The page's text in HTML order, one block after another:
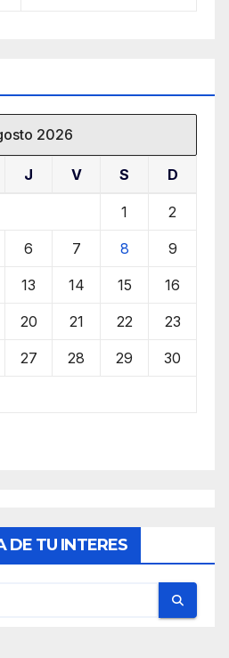
2026
J V S D
1 2
6 7 8 9
13 14 15 16
20 21 22 23
27 28 29 30
DE TU INTERES